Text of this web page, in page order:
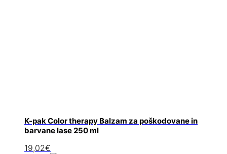
K-pak Color therapy Balzam za poškodovane in
barvane lase 250 ml
19,02€